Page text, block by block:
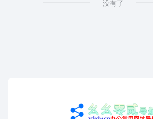
没有了